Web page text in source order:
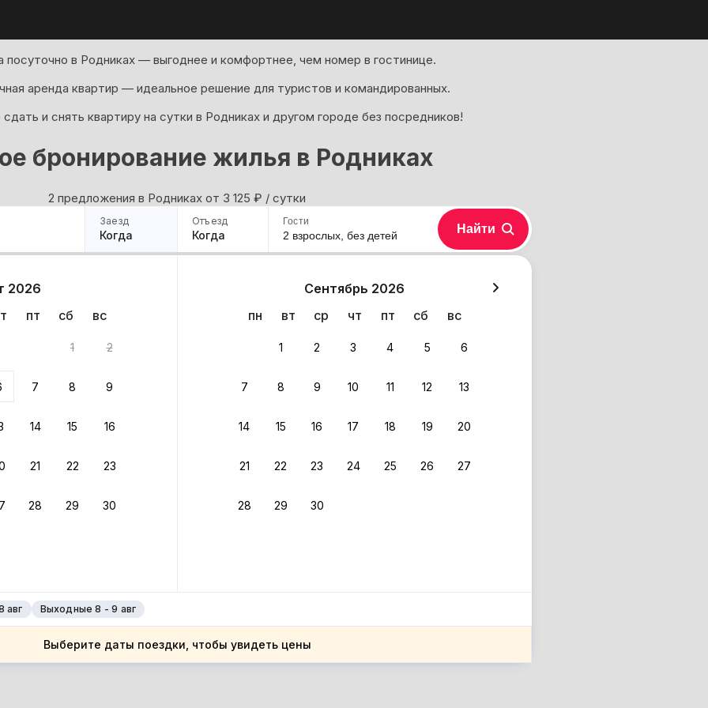
посуточно в Родниках — выгоднее и комфортнее, чем номер в гостинице.
аренда квартир — идеальное решение для туристов и командированных.
и снять квартиру на сутки в Родниках и другом городе без посредников!
бронирование жилья в Родниках
2 предложения в Родниках oт 3 125 ₽ / сутки
Заезд
Когда
Отъезд
Когда
2026
пт сб вс
1 2
7 8 9
14 15 16
21 22 23
28 29 30
Сентябрь 2026
пн
вт ср чт пт сб вс
1 2 3 4 5 6
7 8 9 10 11 12 13
14 15 16 17 18 19 20
21 22 23 24 25 26 27
28 29 30
авг Выходные 8 - 9 авг
Выберите даты поездки, чтобы увидеть цены
Гости
2 взрослых, без детей Найти